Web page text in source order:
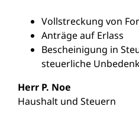
Vollstreckung von
Anträge auf Erlass
Bescheinigung in
steuerliche
Herr P. Noe
Haushalt und Steuern